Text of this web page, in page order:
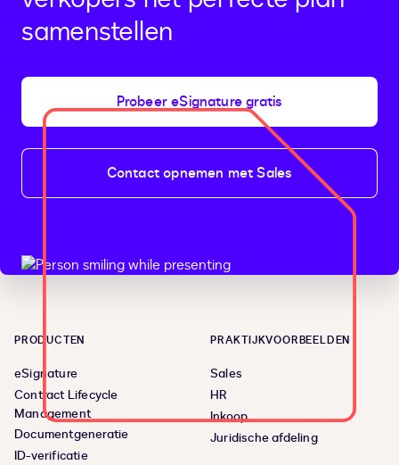
samenstellen
Probeer eSignature gratis
Contact opnemen met Sales
PRODUCTEN
eSignature
Contract Lifecycle
Management
Documentgeneratie
ID-verificatie
PRAKTIJKVOORBEELDEN
Sales
HR
Inkoop
Juridische afdeling